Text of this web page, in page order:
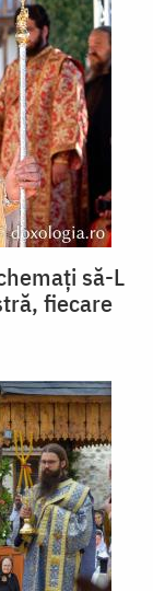
să-L
fiecare